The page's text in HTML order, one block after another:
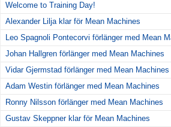
Welcome to Training Day!
Alexander Lilja klar för Mean Machines
Leo Spagnoli Pontecorvi förlänger med Mean
Johan Hallgren förlänger med Mean Machines
Vidar Gjermstad förlänger med Mean Machines
Adam Westin förlänger med Mean Machines
Ronny Nilsson förlänger med Mean Machines
Gustav Skeppner klar för Mean Machines